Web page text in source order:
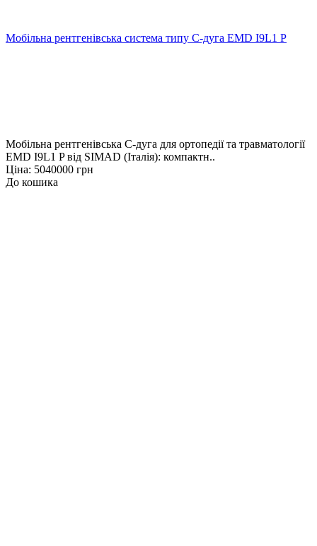
Мобільна рентгенівська система типу С-дуга EMD I9L1 P
Мобільна рентгенівська С-дуга для ортопедії та травматології
EMD I9L1 P від SIMAD (Італія): компактн..
Ціна: 5040000 грн
До кошика